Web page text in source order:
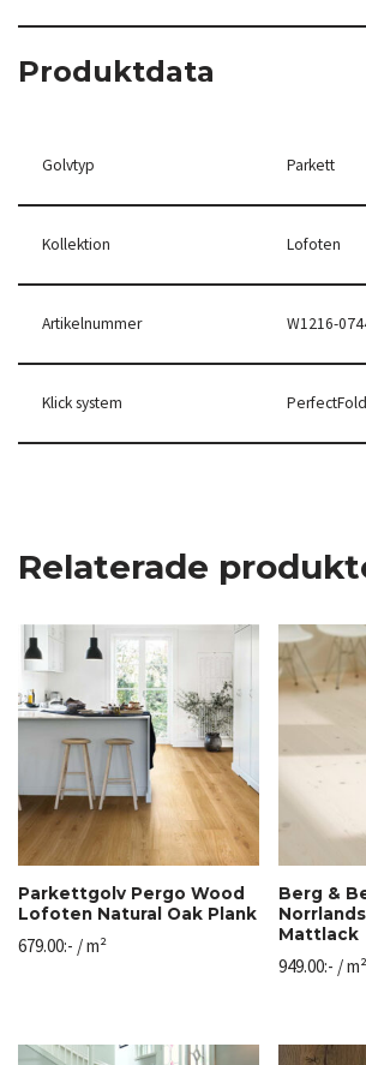
Produktdata
Golvtyp Parkett
Kollektion Lofoten
Artikelnummer W1216-
Klick system PerfectFold
Relaterade
Parkettgolv Pergo Wood
Lofoten Natural Oak Plank
679.00:- / m²
Berg &
Mattlack
949.00:- / m²